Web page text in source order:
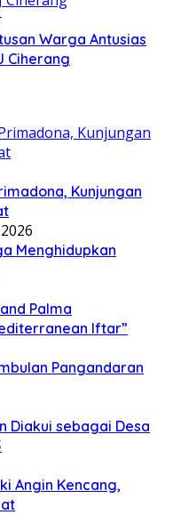
Warga Antusias
Ciherang
Kunjungan
Menghidupkan
Palma
Iftar”
Pangandaran
Diakui sebagai Desa
Angin Kencang,